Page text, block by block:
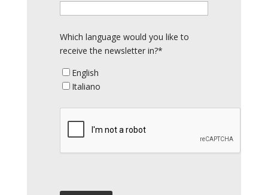
Which language would you like to
receive the newsletter in?*
English
Italiano